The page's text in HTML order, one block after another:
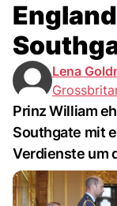
Lena
Prinz William
Southgate mit
Verdienste um